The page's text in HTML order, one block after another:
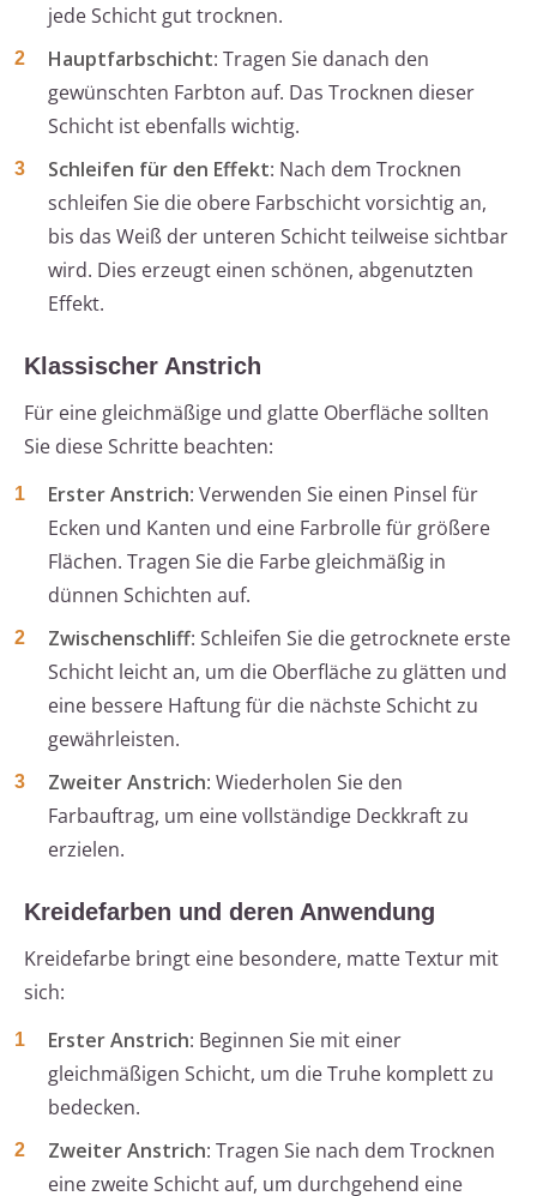
jede Schicht gut trocknen.
Hauptfarbschicht: Tragen Sie danach den
gewünschten Farbton auf. Das Trocknen dieser
Schicht ist ebenfalls wichtig.
Schleifen für den Effekt: Nach dem Trocknen
schleifen Sie die obere Farbschicht vorsichtig an,
bis das Weiß der unteren Schicht teilweise sichtbar
wird. Dies erzeugt einen schönen, abgenutzten
Effekt.
Klassischer Anstrich
Für eine gleichmäßige und glatte Oberfläche sollten
Sie diese Schritte beachten:
Erster Anstrich: Verwenden Sie einen Pinsel für
Ecken und Kanten und eine Farbrolle für größere
Flächen. Tragen Sie die Farbe gleichmäßig in
dünnen Schichten auf.
Zwischenschliff: Schleifen Sie die getrocknete erste
Schicht leicht an, um die Oberfläche zu glätten und
eine bessere Haftung für die nächste Schicht zu
gewährleisten.
Zweiter Anstrich: Wiederholen Sie den
Farbauftrag, um eine vollständige Deckkraft zu
erzielen.
Kreidefarben und deren Anwendung
Kreidefarbe bringt eine besondere, matte Textur mit
sich:
Erster Anstrich: Beginnen Sie mit einer
gleichmäßigen Schicht, um die Truhe komplett zu
bedecken.
Zweiter Anstrich: Tragen Sie nach dem Trocknen
eine zweite Schicht auf, um durchgehend eine